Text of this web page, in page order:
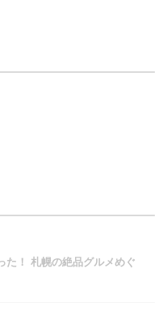
た！ 札幌の絶品グルメめぐ